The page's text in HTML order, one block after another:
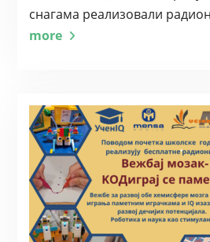
снагама реализовали
more